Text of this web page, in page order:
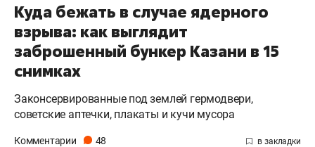
Куда бежать в случае ядерного
взрыва: как выглядит
заброшенный бункер Казани в 15
снимках
Законсервированные под землей гермодвери,
советские аптечки, плакаты и кучи мусора
Комментарии 48